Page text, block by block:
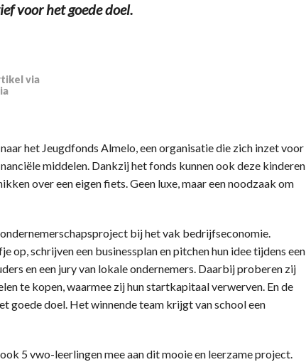
voor het goede doel.
via
het Jeugdfonds Almelo, een organisatie die zich inzet voor
middelen. Dankzij het fonds kunnen ook deze kinderen
over een eigen fiets. Geen luxe, maar een noodzaak om
bij het vak bedrijfseconomie.
op, schrijven een businessplan en pitchen hun idee tijdens een
en een jury van lokale ondernemers. Daarbij proberen zij
te kopen, waarmee zij hun startkapitaal verwerven. En de
goede doel. Het winnende team krijgt van school een
5 vwo-leerlingen mee aan dit mooie en leerzame project.